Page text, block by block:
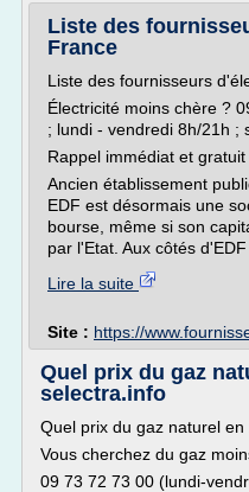
Liste des
France
Liste des fournisseurs
Électricité moins chère ?
; lundi - vendredi 8h/21h ;
Rappel immédiat et gratuit
Ancien établissement
EDF est désormais une
bourse, même si son
par l'Etat. Aux côtés d'EDF
Lire la suite
Site : https://
Quel prix du gaz
selectra.info
Quel prix du gaz naturel en
Vous cherchez du gaz
09 73 72 73 00 (lundi-